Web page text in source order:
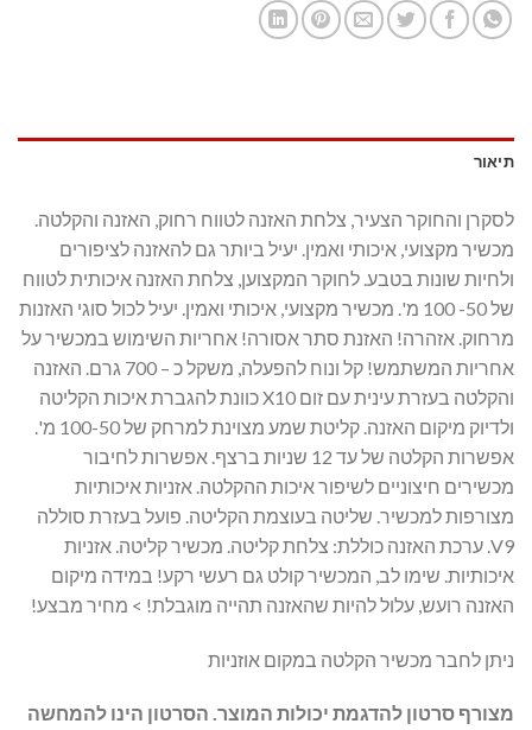
תיאור
לסקרן והחוקר הצעיר, צלחת האזנה לטווח רחוק, האזנה והקלטה.
מכשיר מקצועי, איכותי ואמין. יעיל ביותר גם להאזנה לציפורים
ולחיות שונות בטבע. לחוקר המקצוען, צלחת האזנה איכותית לטווח
של 50- 100 מ'. מכשיר מקצועי, איכותי ואמין. יעיל לכול סוגי האזנות
מרחוק. אזהרה! האזנת סתר אסורה! אחריות השימוש במכשיר על
אחריות המשתמש! קל ונוח להפעלה, משקל כ – 700 גרם. האזנה
והקלטה בעזרת עינית עם זום X10 כוונת להגברת איכות הקליטה
ולדיוק מיקום האזנה. קליטת שמע מצוינת למרחק של 100-50 מ'.
אפשרות הקלטה של עד 12 שניות ברצף. אפשרות לחיבור
מכשירים חיצוניים לשיפור איכות ההקלטה. אזניות איכותיות
מצורפות למכשיר. שליטה בעוצמת הקליטה. פועל בעזרת סוללה
V9. ערכת האזנה כוללת: צלחת קליטה. מכשיר קליטה. אזניות
איכותיות. שימו לב, המכשיר קולט גם רעשי רקע! במידה מיקום
האזנה רועש, עלול להיות שהאזנה תהייה מוגבלת! > מחיר מבצע!
ניתן לחבר מכשיר הקלטה במקום אוזניות
מצורף סרטון להדגמת יכולות המוצר. הסרטון הינו להמחשה